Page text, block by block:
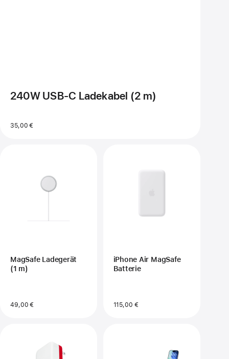
240W USB‑C Ladekabel (2 m)
35,00 €
MagSafe Ladegerät
(1 m)
49,00 €
iPhone Air MagSafe
Batterie
115,00 €